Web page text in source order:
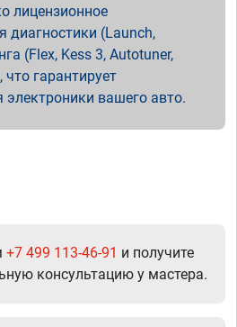
лицензионное
диагностики (Launch,
(Flex, Kess 3, Autotuner,
что гарантирует
электроники вашего авто.
+7 499 113-46-91 и получите
консультацию у мастера.